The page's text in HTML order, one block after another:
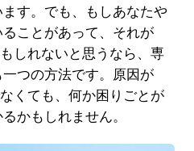
す。でも、もしあなたや
ことがあって、それが
しれないと思うなら、専
つの方法です。原因が
くても、何か困りごとが
かもしれません。